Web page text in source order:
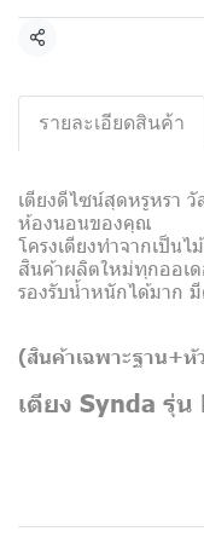
Share
รายละเอียดสินค้า
เตียงดีไซน์สุดหรูหรา
ห้องนอนของคุณ
โครงเตียงทำจากเป็น
สินค้าผลิตใหม่ทุกออเด
รองรับน้ำหนักได้มาก
(สินค้าเฉพาะฐาน+หั
เตียง Synda รุ่